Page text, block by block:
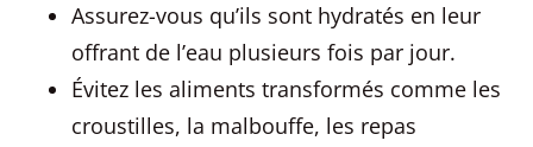
Assurez-vous qu’ils sont hydratés en leur
offrant de l’eau plusieurs fois par jour.
Évitez les aliments transformés comme les
croustilles, la malbouffe, les repas